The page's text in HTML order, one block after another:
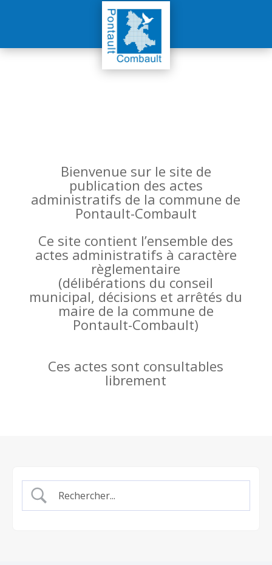
Bienvenue sur le site de
publication des actes
administratifs de la commune de
Pontault-Combault
Ce site contient l’ensemble des
actes administratifs à caractère
règlementaire
(délibérations du conseil
municipal, décisions et arrêtés du
maire de la commune de
Pontault-Combault)
Ces actes sont consultables
librement